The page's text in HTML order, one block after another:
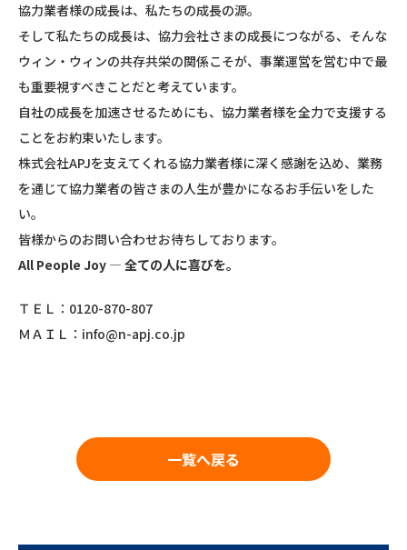
協力業者様の成長は、私たちの成長の源。
そして私たちの成長は、協力会社さまの成長につながる、そんな
ウィン・ウィンの共存共栄の関係こそが、事業運営を営む中で最
も重要視すべきことだと考えています。
自社の成長を加速させるためにも、協力業者様を全力で支援する
ことをお約束いたします。
株式会社APJを支えてくれる協力業者様に深く感謝を込め、業務
を通じて協力業者の皆さまの人生が豊かになるお手伝いをした
い。
皆様からのお問い合わせお待ちしております。
All People Joy ― 全ての人に喜びを。
ＴＥＬ：0120-870-807
ＭＡＩＬ：info@n-apj.co.jp
一覧へ戻る